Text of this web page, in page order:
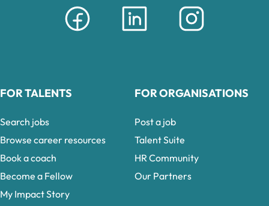
FOR TALENTS
Search jobs
Browse career resources
Book a coach
Become a Fellow
My Impact Story
FOR ORGANISATIONS
Post a job
Talent Suite
HR Community
Our Partners